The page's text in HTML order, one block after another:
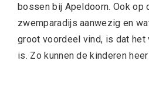
bossen bij Apeldoorn. Ook op
zwemparadijs aanwezig en
groot voordeel vind, is dat het
is. Zo kunnen de kinderen